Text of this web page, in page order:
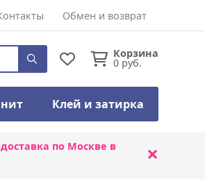
Обмен и возврат
Корзина
0 руб.
Клей и затирка
по Москве в
×